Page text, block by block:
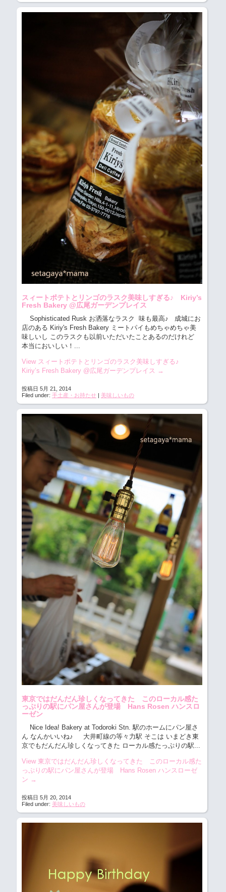
スィートポテトとリンゴのラスク美味しすぎる♪ Kiriy’s
Fresh Bakery @広尾ガーデンプレイス
Sophisticated Rusk お洒落なラスク 味も最高♪
成城にお
店のある Kiriy's Fresh Bakery ミートパイもめちゃめちゃ美
味しいし このラスクも以前いただいたことあるのだけれど
本当においしい！...
View スィートポテトとリンゴのラスク美味しすぎる♪
Kiriy’s Fresh Bakery @広尾ガーデンプレイス →
投稿日 5月 21, 2014
Filed under: 手土産・お持たせ| 美味しいもの
東京ではだんだん珍しくなってきた このローカル感た
っぷりの駅にパン屋さんが登場 Hans Rosen ハンスロ
ーゼン
Nice Idea! Bakery at Todoroki Stn. 駅のホームにパン屋さ
ん なんかいいね♪
大井町線の等々力駅 そこは いまどき東
京でもだんだん珍しくなってきた ローカル感たっぷりの駅...
View 東京ではだんだん珍しくなってきた このローカル感た
っぷりの駅にパン屋さんが登場 Hans Rosen ハンスローゼ
ン →
投稿日 5月 20, 2014
Filed under: 美味しいもの